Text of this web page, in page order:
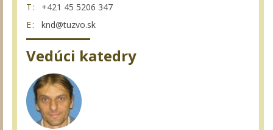
T:
+421 45 5206 347
E:
knd@tuzvo.sk
Vedúci katedry